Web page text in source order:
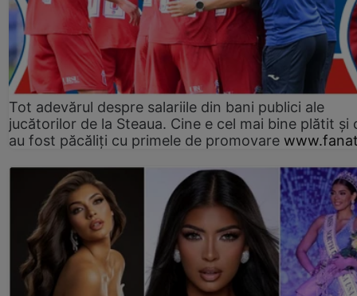
Tot adevărul despre salariile din bani publici ale
jucătorilor de la Steaua. Cine e cel mai bine plătit și
au fost păcăliți cu primele de promovare